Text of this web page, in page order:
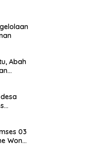
Abah
03
Wong